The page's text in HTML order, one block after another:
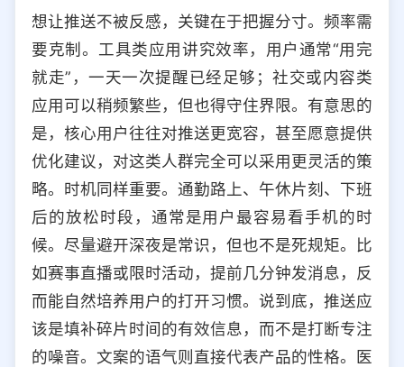
想让推送不被反感，关键在于把握分寸。频率需
要克制。工具类应用讲究效率，用户通常“用完
就走”，一天一次提醒已经足够；社交或内容类
应用可以稍频繁些，但也得守住界限。有意思的
是，核心用户往往对推送更宽容，甚至愿意提供
优化建议，对这类人群完全可以采用更灵活的策
略。时机同样重要。通勤路上、午休片刻、下班
后的放松时段，通常是用户最容易看手机的时
候。尽量避开深夜是常识，但也不是死规矩。比
如赛事直播或限时活动，提前几分钟发消息，反
而能自然培养用户的打开习惯。说到底，推送应
该是填补碎片时间的有效信息，而不是打断专注
的噪音。文案的语气则直接代表产品的性格。医